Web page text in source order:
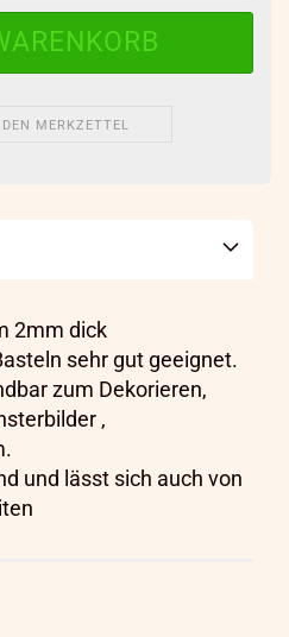
MERKZETTEL
2mm dick
sehr gut geeignet.
zum Dekorieren,
,
und lässt sich auch von